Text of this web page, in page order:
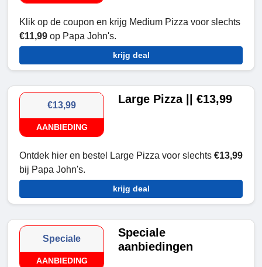
Klik op de coupon en krijg Medium Pizza voor slechts
€11,99 op Papa John's.
krijg deal
€13,99
AANBIEDING
Large Pizza || €13,99
Ontdek hier en bestel Large Pizza voor slechts €13,99
bij Papa John's.
krijg deal
Speciale
AANBIEDING
Speciale
aanbiedingen